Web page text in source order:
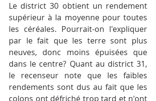
Le district 30 obtient un rendement
supérieur à la moyenne pour toutes
les céréales. Pourrait-on l'expliquer
par le fait que les terre sont plus
neuves, donc moins épuisées que
dans le centre? Quant au district 31,
le recenseur note que les faibles
rendements sont dus au fait que les
colons ont défriché trop tard et n'ont